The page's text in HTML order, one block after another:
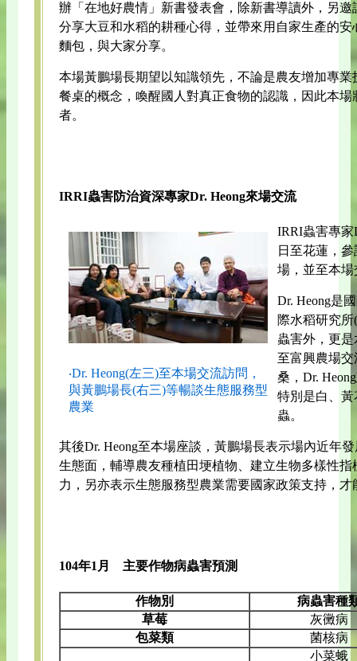
辦「在地好農情」新書發表會，除新書導讀外，另
分享大豆和水稻的耕種心得，並帶來用自家生產的
麵包，與大家分享。
本場黃鵬場長期望以知識領先，不論是農友增加專
餐桌的概念，喚醒國人對真正食物的認識，因此本
者。
IRRI蟲害防治資深專家Dr. Heong來場交流
‧Dr. Heong(左三)至本場交流訪問，
與黃鵬場長(右三)等暢談生態服務型
農業
IRRI蟲害專家
日至花蓮，
場，並至本
Dr. Heong是
際水稻研究
蟲害外，更
至富興農場
桑，Dr.
特別是白、
蟲。
其後Dr. Heong至本場座談，黃鵬場長表示場內近年
生態面，輔導農友種植田埂植物、建立生物多樣性指
力，另亦表示生態服務型農業需要國家政策支持，才
104年1月 主要作物病蟲害預測
作物別
病蟲害種
草莓
灰黴病
包菜類
菌核病
小菜蛾